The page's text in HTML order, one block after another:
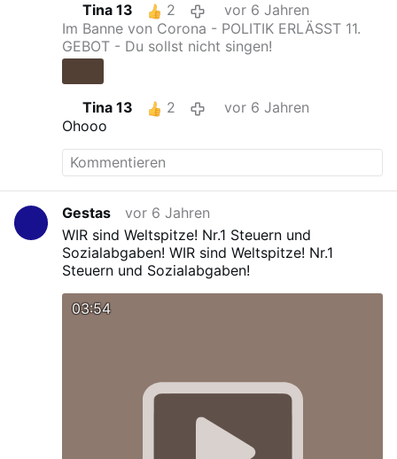
Tina 13
2
vor 6 Jahren
Im Banne von Corona - POLITIK ERLÄSST 11.
GEBOT - Du sollst nicht singen!
Tina 13 2
vor 6 Jahren
Ohooo
Gestas
vor 6 Jahren
WIR sind Weltspitze! Nr.1 Steuern und
Sozialabgaben! WIR sind Weltspitze! Nr.1
Steuern und Sozialabgaben!
03:54